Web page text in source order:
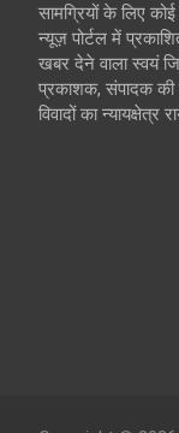
सामग्रियों के लिए
न्यूज़ पोर्टल में
खबर देने वाला स्वयं
प्रकाशक, संपादक की
विवादों का न्यायक्षेत्र